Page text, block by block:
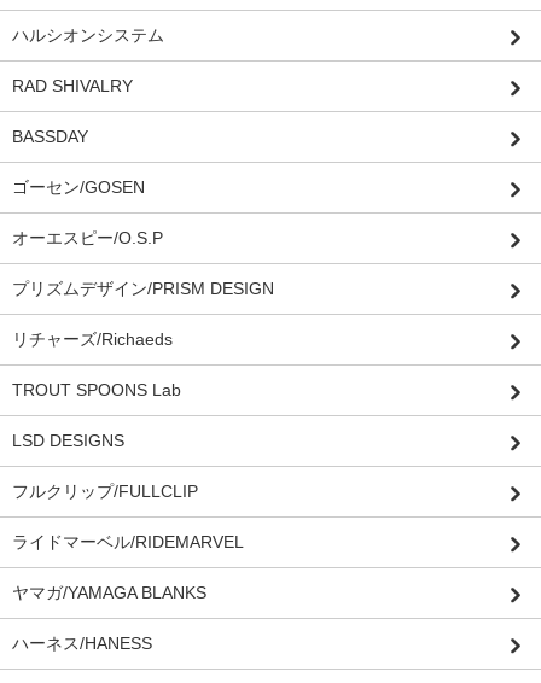
ハルシオンシステム
RAD SHIVALRY
BASSDAY
ゴーセン/GOSEN
オーエスピー/O.S.P
プリズムデザイン/PRISM DESIGN
リチャーズ/Richaeds
TROUT SPOONS Lab
LSD DESIGNS
フルクリップ/FULLCLIP
ライドマーベル/RIDEMARVEL
ヤマガ/YAMAGA BLANKS
ハーネス/HANESS